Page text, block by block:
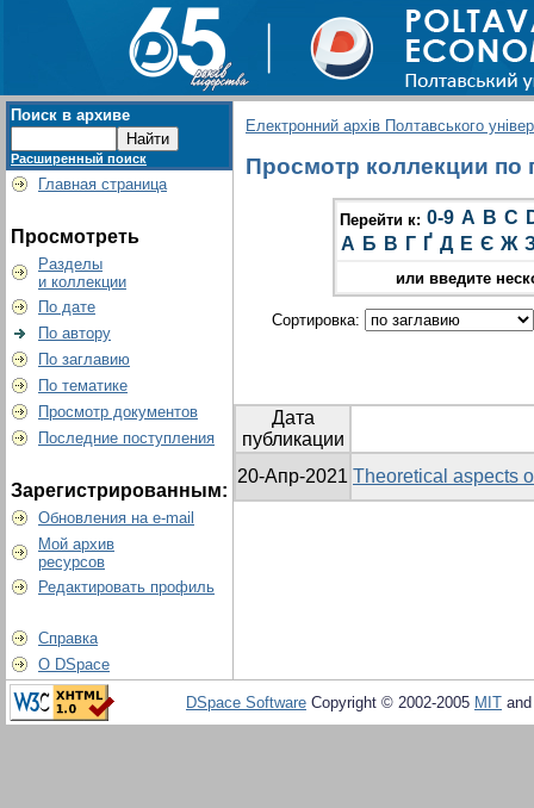
Поиск в архиве
Расширенный поиск
Главная страница
Просмотреть
Разделы
и коллекции
По дате
По автору
По заглавию
По тематике
Просмотр документов
Последние поступления
Зарегистрированным:
Обновления на e-mail
Мой архив
ресурсов
Редактировать профиль
Справка
О DSpace
Електронний архів Полтавського
Просмотр коллекции по
Перейти к: 0-9 A B C
А Б В Г Ґ Д Е Є Ж
или введите
Сортировка:
Дата
публикации
20-Апр-2021 Theoretical aspects
DSpace Software Copyright © 2002-2005 MIT